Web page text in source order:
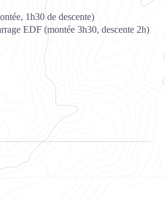
1h30 de descente)
EDF (montée 3h30, descente 2h)